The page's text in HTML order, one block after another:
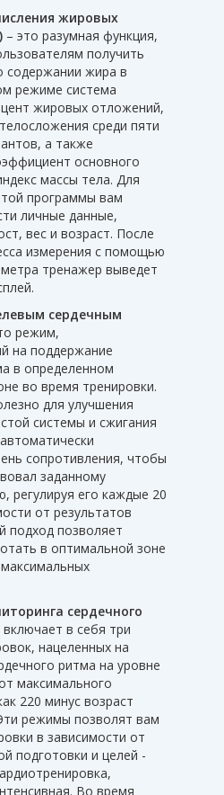
жировых
– это разумная функция,
получить
содержании жира в
режиме система
жировых отложений,
среди пяти
а также
основного
массы тела. Для
программы вам
личные данные,
вес и возраст. После
измерения с помощью
тренажер выведет
сердечным
режим,
на поддержание
в определенном
во время тренировки.
для улучшения
системы и сжигания
сопротивления, чтобы
заданному
регулируя его каждые 20
от результатов
подход позволяет
в оптимальной зоне
сердечного
включает в себя три
нацеленных на
ритма на уровне
максимального
220 минус возраст
режимы позволят вам
в зависимости от
подготовки и целей -
Во время